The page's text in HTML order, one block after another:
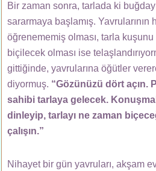
Bir zaman sonra, tarlada ki
sararmaya başlamış. Yavrularının
öğrenememiş olması, tarla kuşunu
biçilecek olması ise
gittiğinde, yavrularına öğütler
diyormuş. “Gözünüzü dört açın.
sahibi tarlaya gelecek.
dinleyip, tarlayı ne zaman
çalışın.”
Nihayet bir gün yavruları, akşam